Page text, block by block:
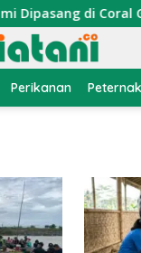
di Coral
Perikanan